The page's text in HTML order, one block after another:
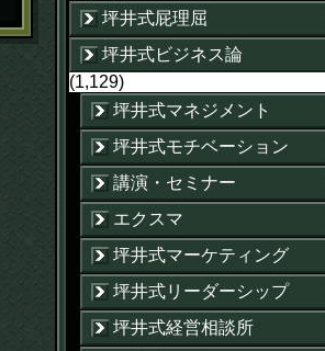
坪井式屁理屈
坪井式ビジネス論
(1,129)
坪井式マネジメント
坪井式モチベーション
講演・セミナー
エクスマ
坪井式マーケティング
坪井式リーダーシップ
坪井式経営相談所